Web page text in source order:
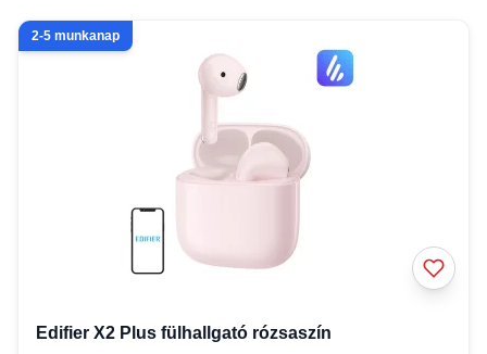
2-5 munkanap
Edifier X2 Plus fülhallgató rózsaszín